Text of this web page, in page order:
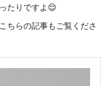
たりですよ😌
ちらの記事もご覧くださ